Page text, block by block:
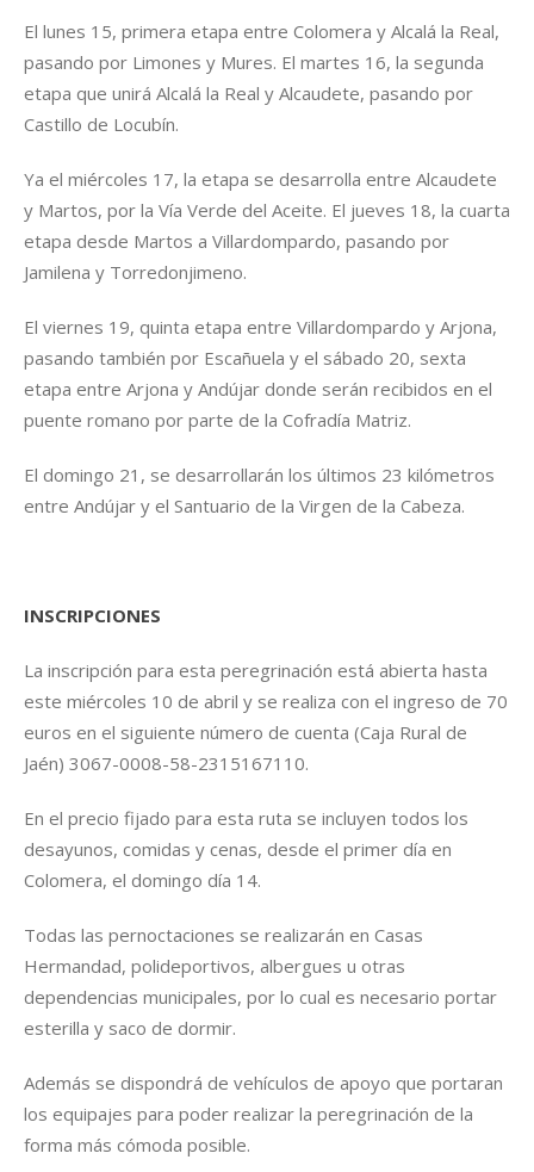
El lunes 15, primera etapa entre Colomera y Alcalá la Real,
pasando por Limones y Mures. El martes 16, la segunda
etapa que unirá Alcalá la Real y Alcaudete, pasando por
Castillo de Locubín.
Ya el miércoles 17, la etapa se desarrolla entre Alcaudete
y Martos, por la Vía Verde del Aceite. El jueves 18, la cuarta
etapa desde Martos a Villardompardo, pasando por
Jamilena y Torredonjimeno.
El viernes 19, quinta etapa entre Villardompardo y Arjona,
pasando también por Escañuela y el sábado 20, sexta
etapa entre Arjona y Andújar donde serán recibidos en el
puente romano por parte de la Cofradía Matriz.
El domingo 21, se desarrollarán los últimos 23 kilómetros
entre Andújar y el Santuario de la Virgen de la Cabeza.
INSCRIPCIONES
La inscripción para esta peregrinación está abierta hasta
este miércoles 10 de abril y se realiza con el ingreso de 70
euros en el siguiente número de cuenta (Caja Rural de
Jaén) 3067-0008-58-2315167110.
En el precio fijado para esta ruta se incluyen todos los
desayunos, comidas y cenas, desde el primer día en
Colomera, el domingo día 14.
Todas las pernoctaciones se realizarán en Casas
Hermandad, polideportivos, albergues u otras
dependencias municipales, por lo cual es necesario portar
esterilla y saco de dormir.
Además se dispondrá de vehículos de apoyo que portaran
los equipajes para poder realizar la peregrinación de la
forma más cómoda posible.